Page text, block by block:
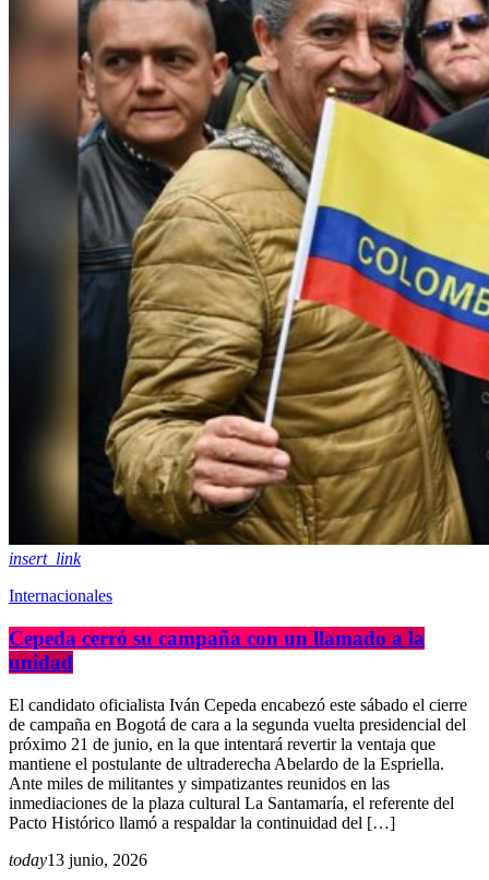
insert_link
Internacionales
Cepeda cerró su campaña con un llamado a la
unidad
El candidato oficialista Iván Cepeda encabezó este sábado el cierre
de campaña en Bogotá de cara a la segunda vuelta presidencial del
próximo 21 de junio, en la que intentará revertir la ventaja que
mantiene el postulante de ultraderecha Abelardo de la Espriella.
Ante miles de militantes y simpatizantes reunidos en las
inmediaciones de la plaza cultural La Santamaría, el referente del
Pacto Histórico llamó a respaldar la continuidad del […]
today13 junio, 2026